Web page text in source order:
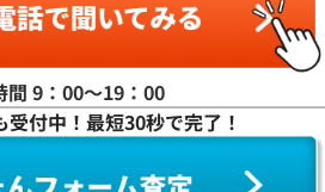
間 9：00〜19：00
付中！最短30秒で完了！